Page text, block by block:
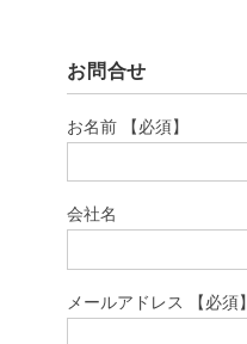
お問合せ
お名前 【必須】
会社名
メールアドレス 【必須】